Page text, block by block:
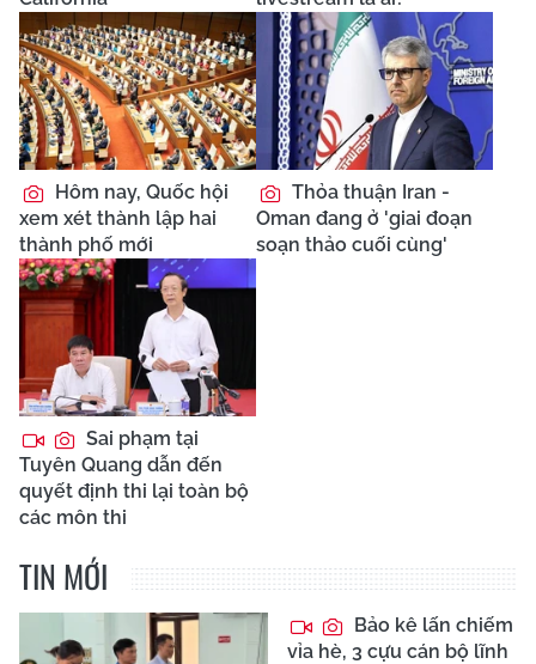
Hôm nay, Quốc hội
xem xét thành lập hai
thành phố mới
Thỏa thuận Iran -
Oman đang ở 'giai đoạn
soạn thảo cuối cùng'
Sai phạm tại
Tuyên Quang dẫn đến
quyết định thi lại toàn bộ
các môn thi
TIN MỚI
Bảo kê lấn chiếm
vỉa hè, 3 cựu cán bộ lĩnh